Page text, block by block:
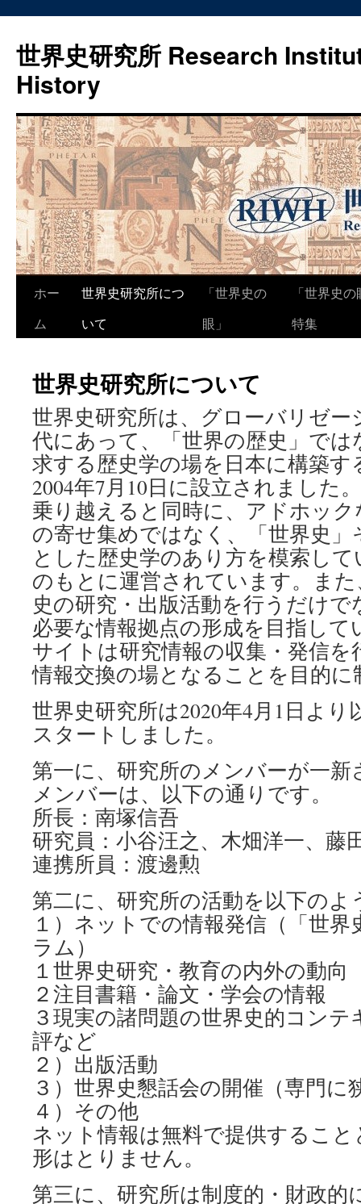
世界史研究所 Research
History
ン
ツ
へ
ス
キ
ッ
ホー
ム
世界史研究所につ
いて
「世界史の
眼」
「世界史
特集
世界史研究所について
世界史研究所は、グローバリゼ
代にあって、「世界の歴史」では
求する歴史学の場を日本に構築
2004年7月10日に設立されました
乗り越えると同時に、アドホッ
の寄せ集めではなく、「世界史
とした歴史学のあり方を模索し
のもとに運営されています。ま
史の研究・出版活動を行うだけ
必要な情報拠点の形成を目指し
サイトは研究情報の収集・発信を
情報交換の場となることを目的
世界史研究所は2020年4月1日よ
スタートしました。
第一に、研究所のメンバーが一
メンバーは、以下の通りです。
所長：南塚信吾
研究員：小谷汪之、木畑洋一、藤
連携所員：渡邊勲
第二に、研究所の活動を以下のよ
１）ネットでの情報発信（「世
ラム）
１世界史研究・教育の内外の動向
２注目書籍・論文・学会の情報
３現実の諸問題の世界史的コン
評など
２）出版活動
３）世界史懇話会の開催（専門に
４）その他
ネット情報は無料で提供するこ
形はとりません。
第三に、研究所は制度的・財政的